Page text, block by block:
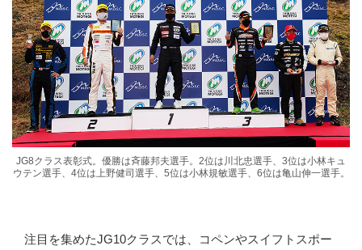
JG8クラス表彰式。優勝は斉藤邦夫選手。2位は川北忠選手、3位は小林キュ
ウテン選手、4位は上野健司選手、5位は小林規敏選手、6位は亀山伸一選手。
注目を集めたJG10クラスでは、コペンやスイフトスポー